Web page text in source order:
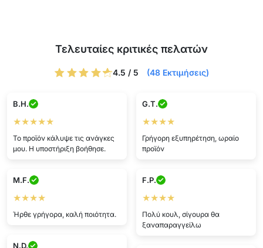
Τελευταίες κριτικές πελατών
4.5 / 5 (48 Εκτιμήσεις)
B.H.
★★★★★
Το προϊόν κάλυψε τις ανάγκες
μου. Η υποστήριξη βοήθησε.
G.T.
★★★★
Γρήγορη εξυπηρέτηση, ωραίο
προϊόν
M.F.
★★★★
Ήρθε γρήγορα, καλή ποιότητα.
F.P.
★★★★
Πολύ κουλ, σίγουρα θα
ξαναπαραγγείλω
N.D.